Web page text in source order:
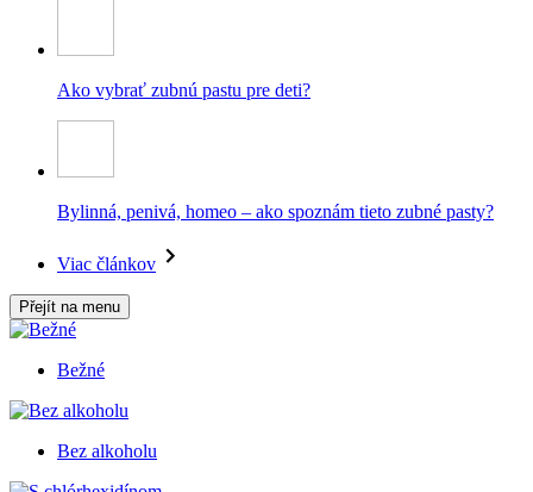
Ako vybrať zubnú pastu pre deti?
Bylinná, penivá, homeo – ako spoznám tieto zubné pasty?
Viac článkov
Přejít na menu
Bežné
Bez alkoholu